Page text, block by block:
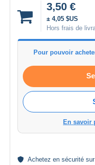
3,50 €
± 4,05 $US
Hors frais de
Pour pouvoir
En savoir
Achetez en sécurité